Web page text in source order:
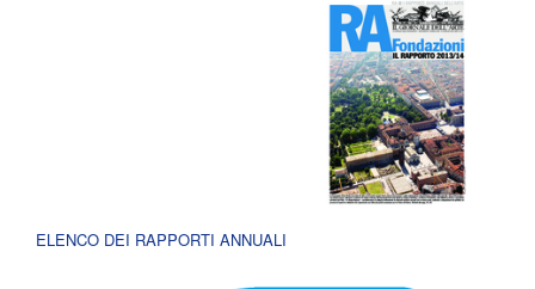
ELENCO DEI RAPPORTI ANNUALI